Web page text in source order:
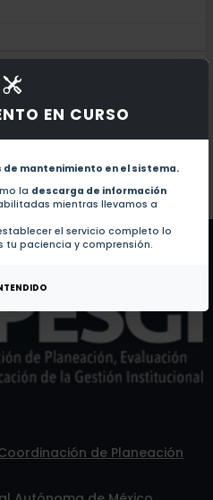
EN CURSO
mantenimiento en el sistema.
la descarga de información
mientras llevamos a
el servicio completo lo
tu paciencia y comprensión.
este autor.
de este autor.
de Planeación